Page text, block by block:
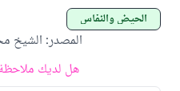
الحيض والنفاس
المصدر: الشيخ
هل لديك